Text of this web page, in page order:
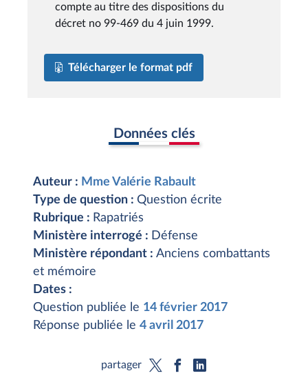
compte au titre des dispositions du
décret no 99-469 du 4 juin 1999.
Télécharger le format pdf
Données clés
Auteur : Mme Valérie Rabault
Type de question : Question écrite
Rubrique : Rapatriés
Ministère interrogé : Défense
Ministère répondant : Anciens combattants
et mémoire
Dates :
Question publiée le 14 février 2017
Réponse publiée le 4 avril 2017
partager